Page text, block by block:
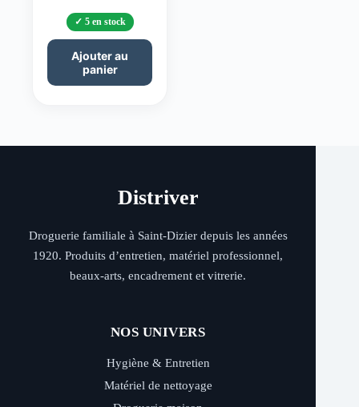
5 en stock
Ajouter au
panier
Distriver
Droguerie familiale à Saint-Dizier depuis les années
1920. Produits d’entretien, matériel professionnel,
beaux-arts, encadrement et vitrerie.
NOS UNIVERS
Hygiène & Entretien
Matériel de nettoyage